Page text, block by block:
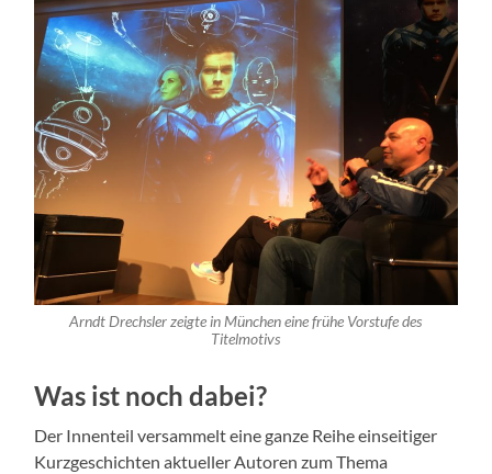
Arndt Drechsler zeigte in München eine frühe Vorstufe des
Titelmotivs
Was ist noch dabei?
Der Innenteil versammelt eine ganze Reihe einseitiger
Kurzgeschichten aktueller Autoren zum Thema